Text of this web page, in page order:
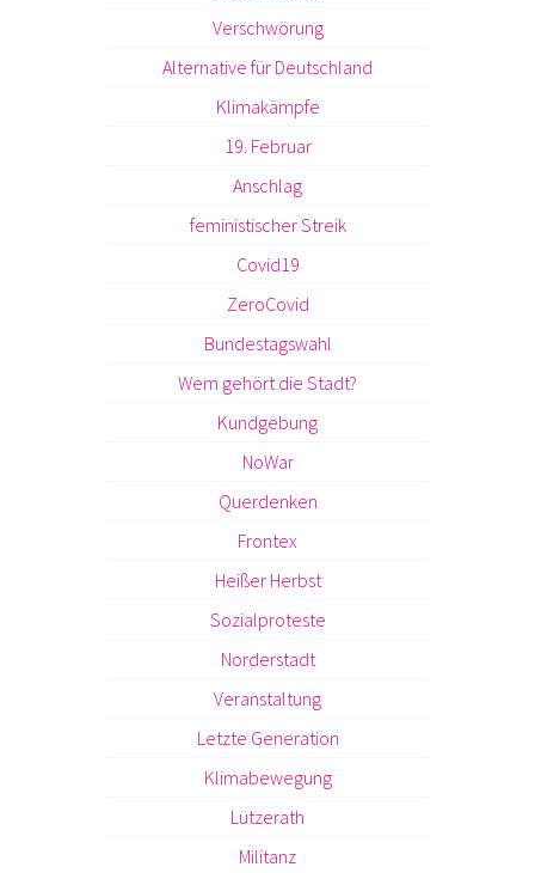
Verschwörung
Alternative für Deutschland
Klimakämpfe
19. Februar
Anschlag
feministischer Streik
Covid19
ZeroCovid
Bundestagswahl
Wem gehört die Stadt?
Kundgebung
NoWar
Querdenken
Frontex
Heißer Herbst
Sozialproteste
Norderstadt
Veranstaltung
Letzte Generation
Klimabewegung
Lützerath
Militanz